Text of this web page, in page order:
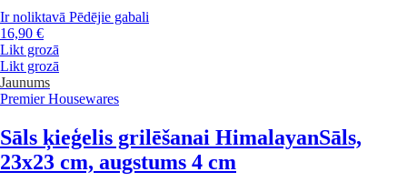
Ir noliktavā Pēdējie gabali
16,90 €
Likt grozā
Likt grozā
Jaunums
Premier Housewares
Sāls ķieģelis grilēšanai HimalayanSāls,
23x23 cm, augstums 4 cm